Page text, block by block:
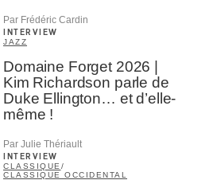
Par Frédéric Cardin
INTERVIEW
JAZZ
Domaine Forget 2026 |
Kim Richardson parle de
Duke Ellington… et d’elle-
même !
Par Julie Thériault
INTERVIEW
CLASSIQUE /
CLASSIQUE OCCIDENTAL